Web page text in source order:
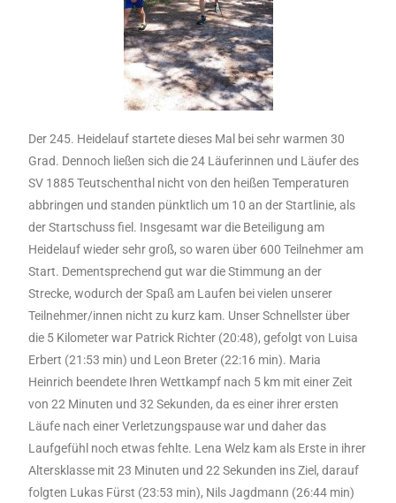
Der 245. Heidelauf startete dieses Mal bei sehr warmen 30
Grad. Dennoch ließen sich die 24 Läuferinnen und Läufer des
SV 1885 Teutschenthal nicht von den heißen Temperaturen
abbringen und standen pünktlich um 10 an der Startlinie, als
der Startschuss fiel. Insgesamt war die Beteiligung am
Heidelauf wieder sehr groß, so waren über 600 Teilnehmer am
Start. Dementsprechend gut war die Stimmung an der
Strecke, wodurch der Spaß am Laufen bei vielen unserer
Teilnehmer/innen nicht zu kurz kam. Unser Schnellster über
die 5 Kilometer war Patrick Richter (20:48), gefolgt von Luisa
Erbert (21:53 min) und Leon Breter (22:16 min). Maria
Heinrich beendete Ihren Wettkampf nach 5 km mit einer Zeit
von 22 Minuten und 32 Sekunden, da es einer ihrer ersten
Läufe nach einer Verletzungspause war und daher das
Laufgefühl noch etwas fehlte. Lena Welz kam als Erste in ihrer
Altersklasse mit 23 Minuten und 22 Sekunden ins Ziel, darauf
folgten Lukas Fürst (23:53 min), Nils Jagdmann (26:44 min)